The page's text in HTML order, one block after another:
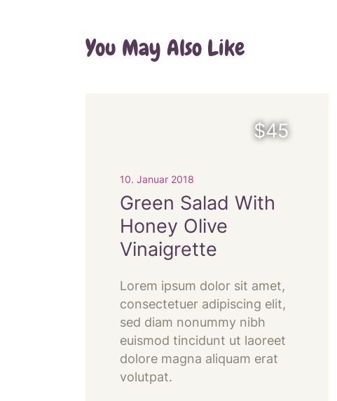
You May Also Like
$45
10. Januar 2018
Green Salad With
Honey Olive
Vinaigrette
Lorem ipsum dolor sit amet,
consectetuer adipiscing elit,
sed diam nonummy nibh
euismod tincidunt ut laoreet
dolore magna aliquam erat
volutpat.